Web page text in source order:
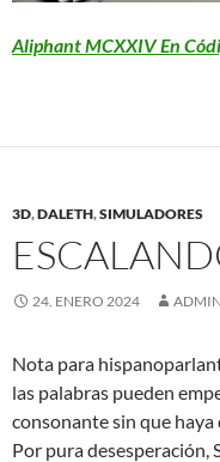
Aliphant MCXXIV En
3D,DALETH,SIMULADORES
24. ENERO 2024 ADMIN
Nota para
las palabras pueden
consonante sin que
Por pura desesperación,